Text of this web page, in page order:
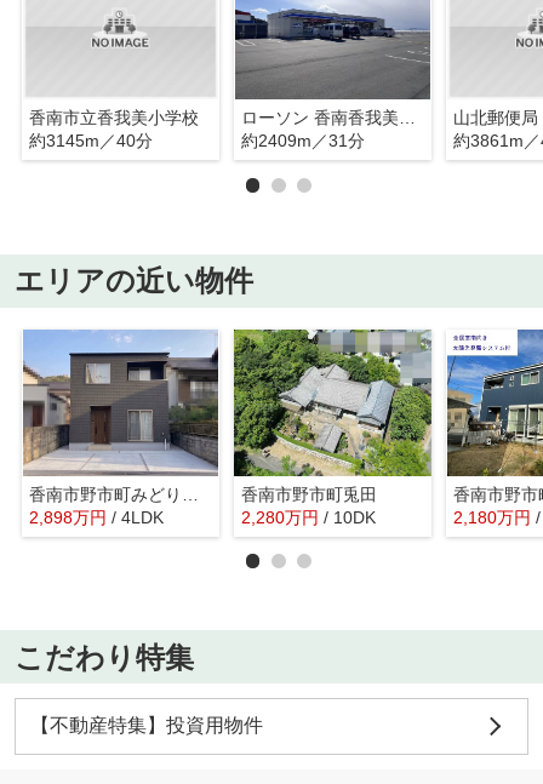
香南市立香我美小学校
約3145m／40分
ローソン 香南香我美町店
約2409m／31分
山北郵便局
約3861m
エリアの近い物件
2,898万円 / 4LDK
香南市野市町兎田
2,280万円 / 10DK
香南市野市
2,180万円
こだわり特集
【不動産特集】投資用物件